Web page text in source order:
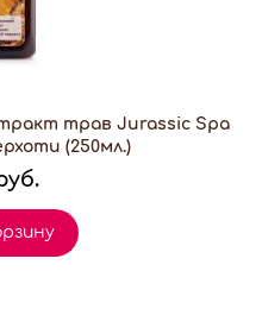
трав Jurassic Spa
(250мл.)